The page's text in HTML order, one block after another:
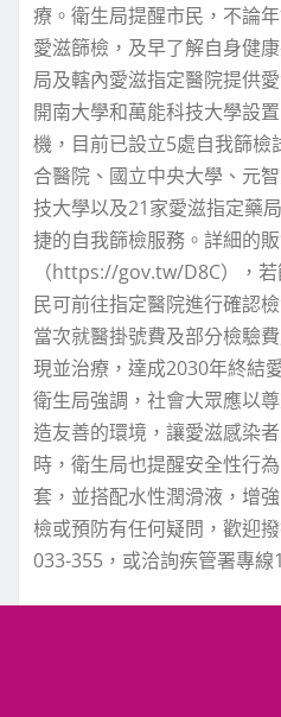
療。衛生局提醒市民，不論
愛滋篩檢，及早了解自身健
局及轄內愛滋指定醫院提供
開南大學和萬能科技大學設
機，目前已設立5處自我篩檢
合醫院、國立中央大學、元
技大學以及21家愛滋指定藥
捷的自我篩檢服務。詳細的
（https://gov.tw/D8C），
民可前往指定醫院進行確認
當次就醫掛號費及部分檢驗
現並治療，達成2030年終結
衛生局強調，社會大眾應以
造友善的環境，讓愛滋感染
時，衛生局也提醒安全性行
套，並搭配水性潤滑液，增
檢或預防有任何疑問，歡迎
033-355，或洽詢疾管署專線